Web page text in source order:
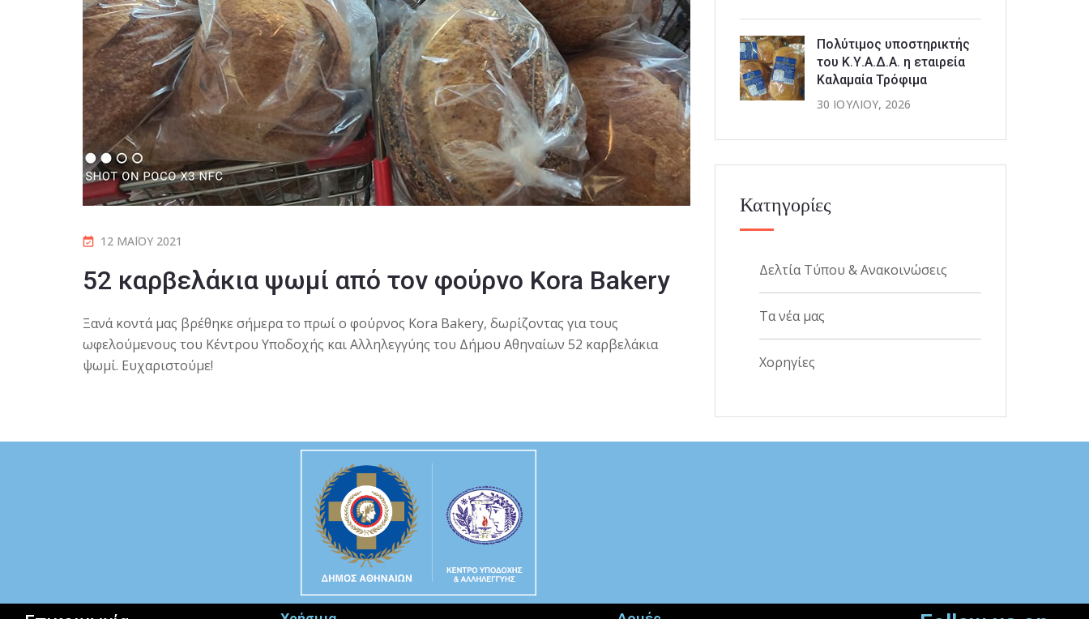
12 ΜΑΪ́ΟΥ 2021
52 καρβελάκια ψωμί από τον φούρνο Kora Bakery
Ξανά κοντά μας βρέθηκε σήμερα το πρωί ο φούρνος Kora Bakery, δωρίζοντας για τους
ωφελούμενους του Kέντρου Υποδοχής και Αλληλεγγύης του Δήμου Αθηναίων 52 καρβελάκια
ψωμί. Ευχαριστούμε!
Πολύτιμος υποστηρικτής
του Κ.Υ.Α.Δ.Α. η εταιρεία
Καλαμαία Τρόφιμα
30 ΙΟΥΛΊΟΥ, 2026
Κατηγορίες
Δελτία Τύπου & Ανακοινώσεις
Τα νέα μας
Χορηγίες